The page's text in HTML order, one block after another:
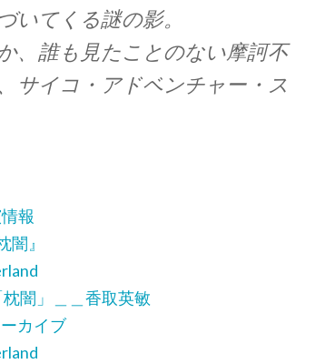
いてくる謎の影。
、誰も見たことのない摩訶不
サイコ・アドベンチャー・ス
報
』
枕闇」＿＿香取英敏
カイブ